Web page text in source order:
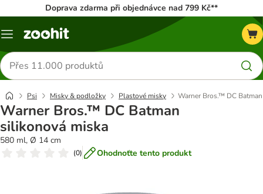
Doprava zdarma při objednávce nad 799 Kč**
Menu
Hledat
produkty
Psi Misky & podložky Plastové misky Warner Bros.™ DC
Warner Bros.™ DC Batman
silikonová miska
580 ml, Ø 14 cm
(0) Ohodnoťte tento produkt